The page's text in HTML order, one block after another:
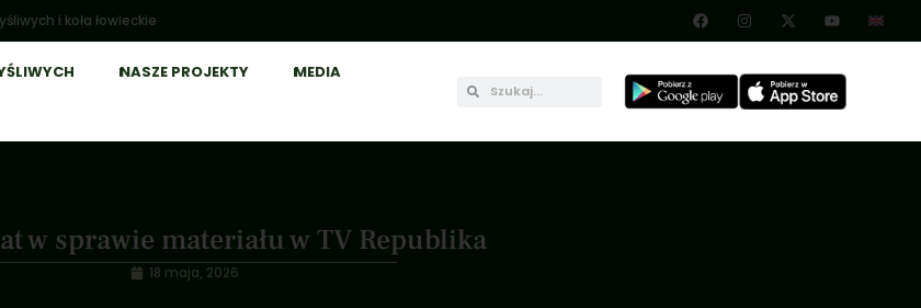
i koła łowieckie
NASZE PROJEKTY
MEDIA
w sprawie materiału w TV Republika
18 maja, 2026